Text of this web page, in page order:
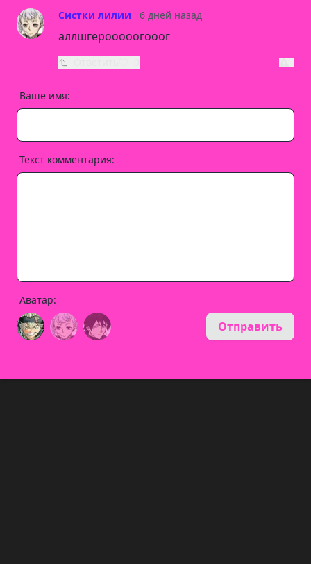
Систки лилии 6 дней назад
аллшгерооооогооог
Ваше имя:
Текст комментария:
Аватар:
Отправить